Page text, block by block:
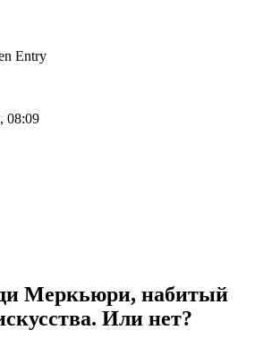
Entry
08:09
Меркьюри, набитый
Или нет?